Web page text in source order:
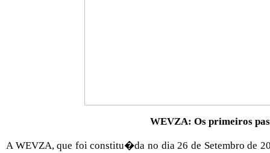
WEVZA: Os primeiros
A WEVZA, que foi constitu�da no dia 26 de Setembro de